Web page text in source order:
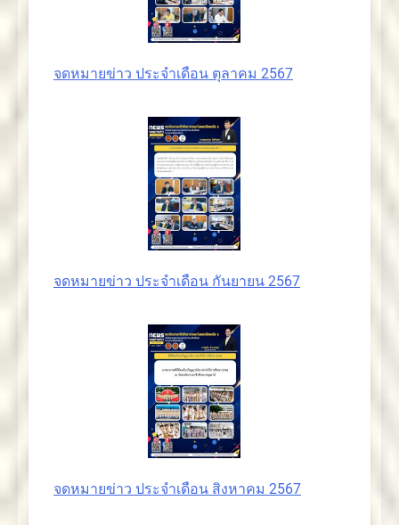
จดหมายข่าว ประจำเดือน ตุลาคม 2567
จดหมายข่าว ประจำเดือน กันยายน 2567
จดหมายข่าว ประจำเดือน สิงหาคม 2567